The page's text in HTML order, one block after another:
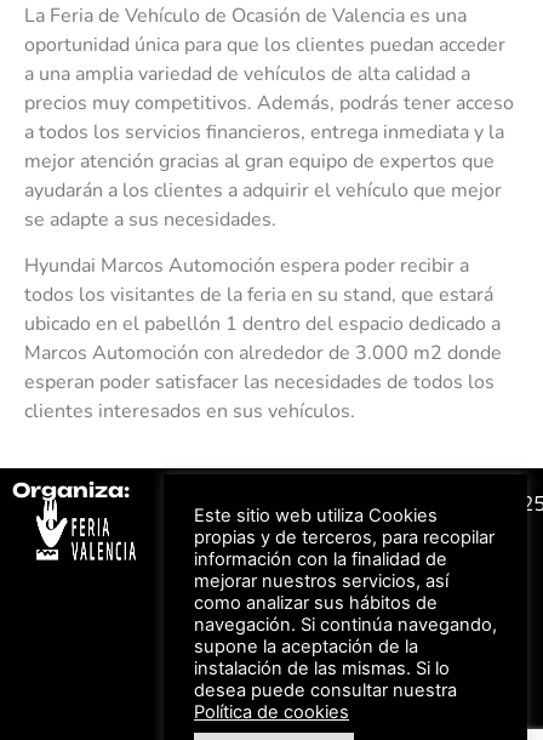
La Feria de Vehículo de Ocasión de Valencia es una
oportunidad única para que los clientes puedan acceder
a una amplia variedad de vehículos de alta calidad a
precios muy competitivos. Además, podrás tener acceso
a todos los servicios financieros, entrega inmediata y la
mejor atención gracias al gran equipo de expertos que
ayudarán a los clientes a adquirir el vehículo que mejor
se adapte a sus necesidades.
Hyundai Marcos Automoción espera poder recibir a
todos los visitantes de la feria en su stand, que estará
ubicado en el pabellón 1 dentro del espacio dedicado a
Marcos Automoción con alrededor de 3.000 m2 donde
esperan poder satisfacer las necesidades de todos los
clientes interesados en sus vehículos.
Organiza:
Bonos descuento para
los viajes a ferias
organizadas por Feria
Valencia al obtener tu
entrada
Descuento en tarifas
Aviso Legal –
de Privacidad
© Feria Valencia, todos
los derechos reservados
Este sitio web utiliza Cookies
propias y de terceros, para recopilar
información con la finalidad de
mejorar nuestros servicios, así
como analizar sus hábitos de
navegación. Si continúa navegando,
supone la aceptación de la
instalación de las mismas. Si lo
desea puede consultar nuestra
Política de cookies